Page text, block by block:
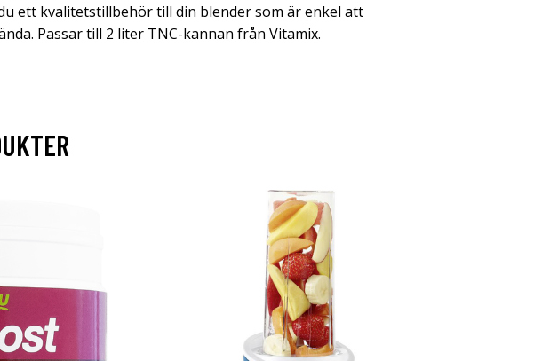
ett kvalitetstillbehör till din blender som är enkel att
Passar till 2 liter TNC-kannan från Vitamix.